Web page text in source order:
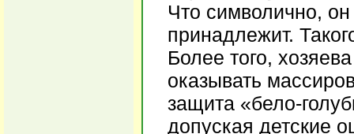
Что символично,
принадлежит.
Более того,
оказывать
защита «бело-
допуская детские